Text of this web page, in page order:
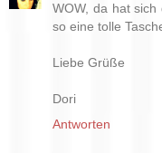
WOW, da hat
so eine tolle
Liebe Grüße
Dori
Antworten